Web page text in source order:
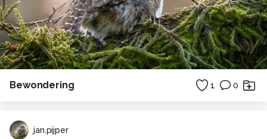
Bewondering 1 0
jan.pijper